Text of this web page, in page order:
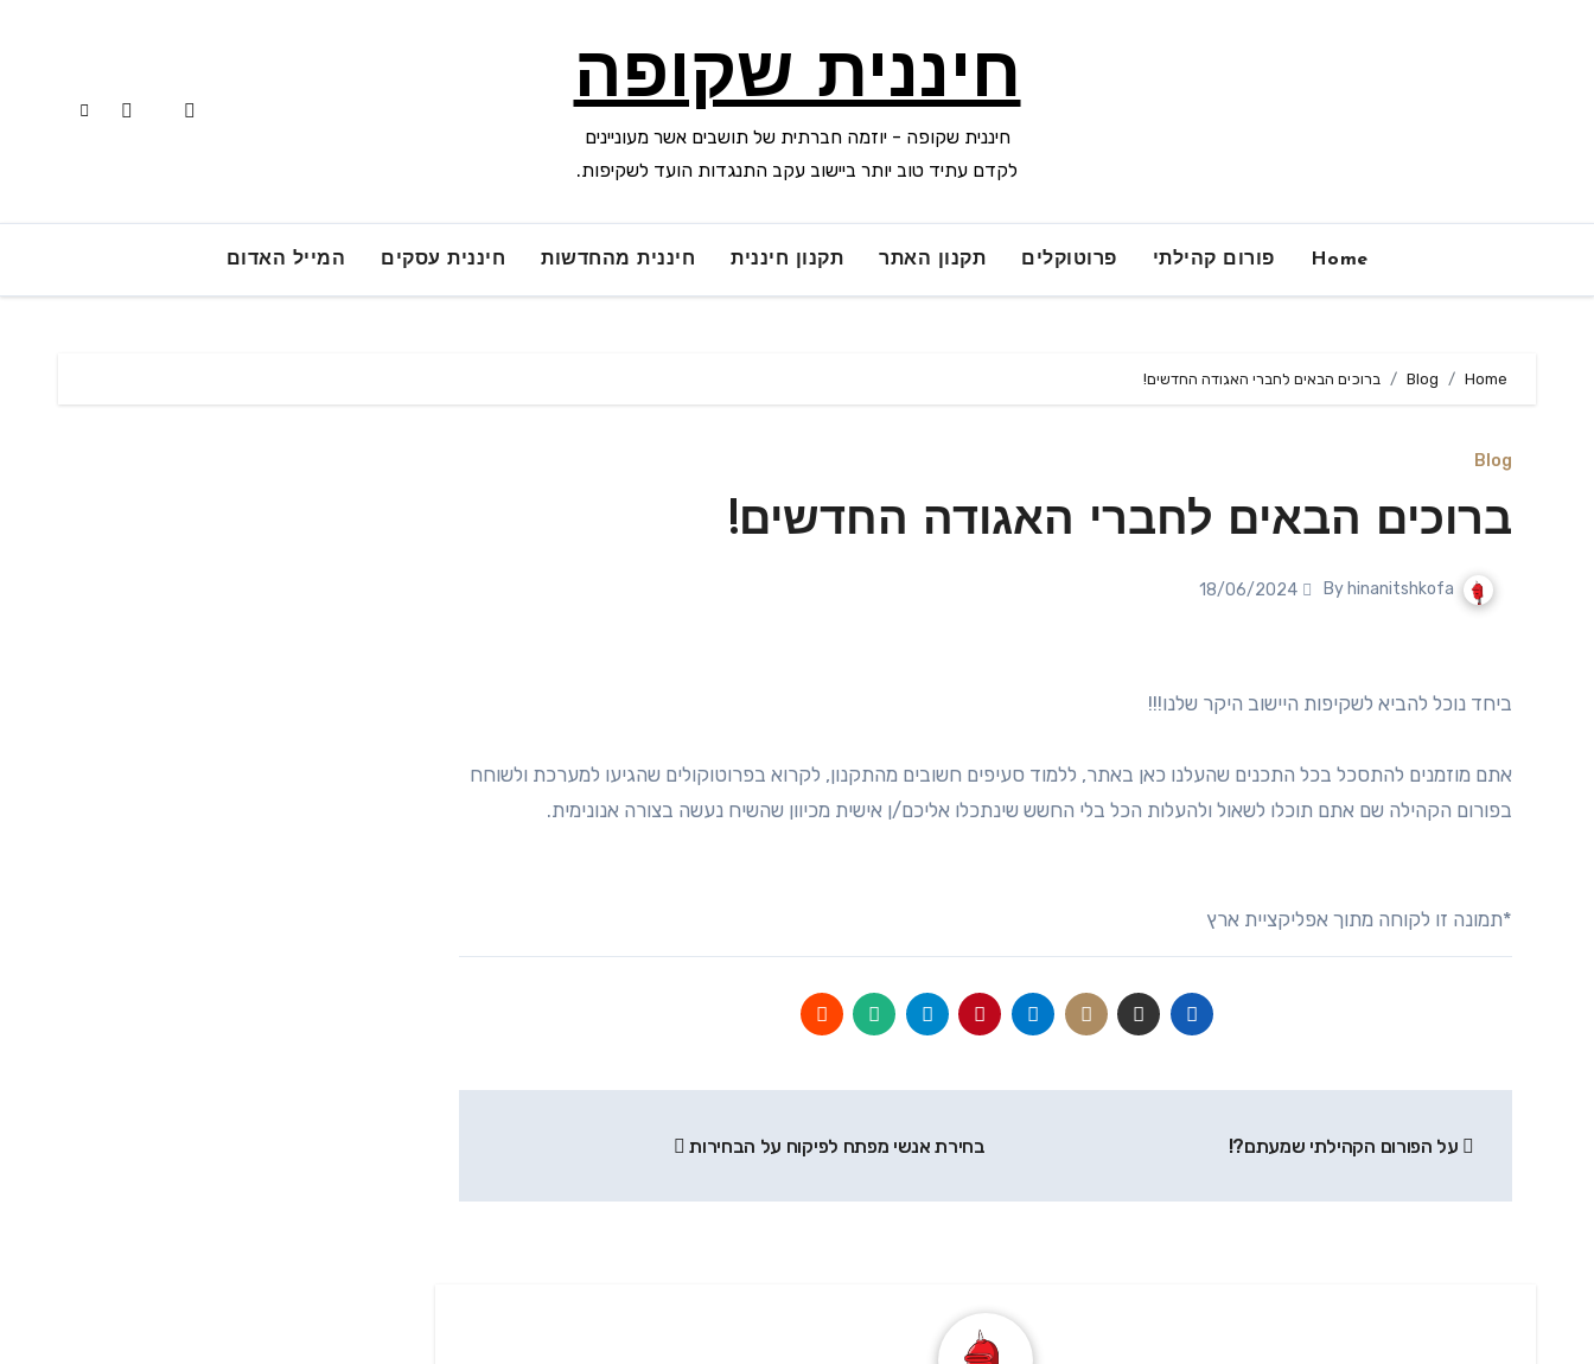
חיננית שקופה
חיננית שקופה - יוזמה חברתית של תושבים אשר מעוניינים
לקדם עתיד טוב יותר ביישוב עקב התנגדות הועד לשקיפות.
Home פורום קהילתי פרוטוקלים תקנון האתר תקנון חיננית חיננית מהחדשות חיננית עסקים המייל האדום
Home
Blog ברוכים הבאים לחברי האגודה החדשים!
Blog
ברוכים הבאים לחברי האגודה החדשים!
hinanitshkofa
18/06/2024
ביחד נוכל להביא לשקיפות היישוב היקר שלנו!!!
אתם מוזמנים להתסכל בכל התכנים שהעלנו כאן באתר, ללמוד סעיפים חשובים מהתקנון, לקרוא בפרוטוקולים שהגיעו למערכת ולשוחח
בפורום הקהילה שם אתם תוכלו לשאול ולהעלות הכל בלי החשש שינתכלו אליכם/ן אישית מכיוון שהשיח נעשה בצורה אנונימית.
*תמונה זו לקוחה מתוך אפליקציית ארץ
על הפורום הקהילתי שמעתם?! בחירת אנשי מפתח לפיקוח על הבחירות